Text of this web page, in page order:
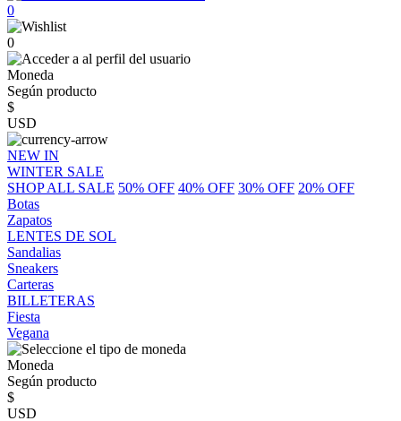
0
0
Moneda
Según producto
$
USD
NEW IN
WINTER SALE
SHOP ALL SALE 50% OFF 40% OFF 30% OFF 20% OFF
Botas
Zapatos
LENTES DE SOL
Sandalias
Sneakers
Carteras
BILLETERAS
Fiesta
Vegana
Moneda
Según producto
$
USD